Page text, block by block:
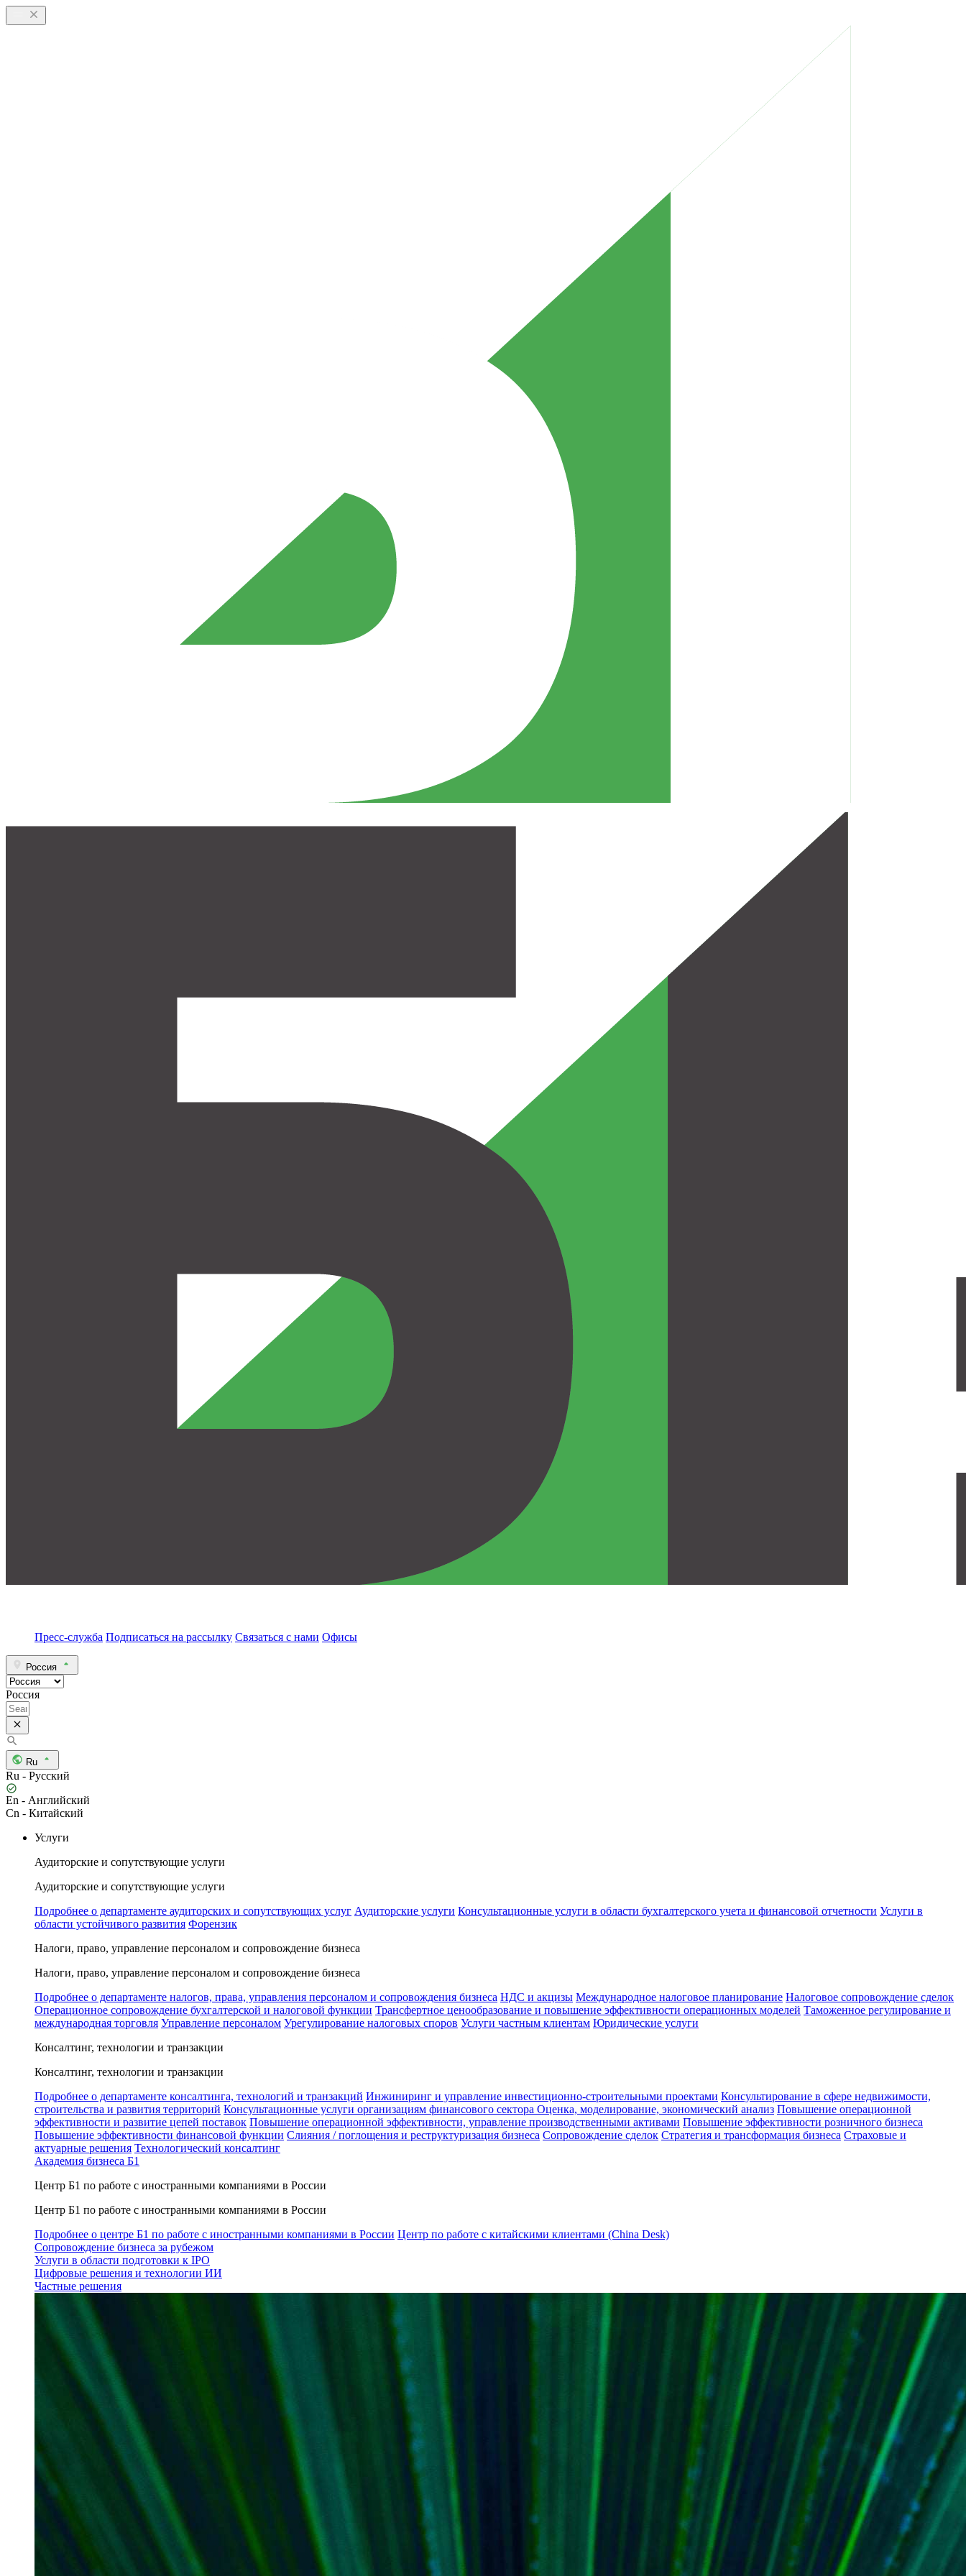
Пресс-служба Подписаться на рассылку Связаться с нами Офисы
Россия
Россия
Ru
Ru - Русский
En - Английский
Cn - Китайский
Услуги
Аудиторские и сопутствующие услуги
Аудиторские и сопутствующие услуги
Подробнее о департаменте аудиторских и сопутствующих услуг Аудиторские услуги Консультационные услуги в области бухгалтерского учета и финансовой отчетности Услуги в
области устойчивого развития Форензик
Налоги, право, управление персоналом и сопровождение бизнеса
Налоги, право, управление персоналом и сопровождение бизнеса
Подробнее о департаменте налогов, права, управления персоналом и сопровождения бизнеса НДС и акцизы Международное налоговое планирование Налоговое сопровождение сделок
Операционное сопровождение бухгалтерской и налоговой функции Трансфертное ценообразование и повышение эффективности операционных моделей Таможенное регулирование и
международная торговля Управление персоналом Урегулирование налоговых споров Услуги частным клиентам Юридические услуги
Консалтинг, технологии и транзакции
Консалтинг, технологии и транзакции
Подробнее о департаменте консалтинга, технологий и транзакций Инжиниринг и управление инвестиционно-строительными проектами Консультирование в сфере недвижимости,
строительства и развития территорий Консультационные услуги организациям финансового сектора Оценка, моделирование, экономический анализ Повышение операционной
эффективности и развитие цепей поставок Повышение операционной эффективности, управление производственными активами Повышение эффективности розничного бизнеса
Повышение эффективности финансовой функции Слияния / поглощения и реструктуризация бизнеса Сопровождение сделок Стратегия и трансформация бизнеса Страховые и
актуарные решения Технологический консалтинг
Академия бизнеса Б1
Центр Б1 по работе с иностранными компаниями в России
Центр Б1 по работе с иностранными компаниями в России
Подробнее о центре Б1 по работе с иностранными компаниями в России Центр по работе с китайскими клиентами (China Desk)
Сопровождение бизнеса за рубежом
Услуги в области подготовки к IPO
Цифровые решения и технологии ИИ
Частные решения